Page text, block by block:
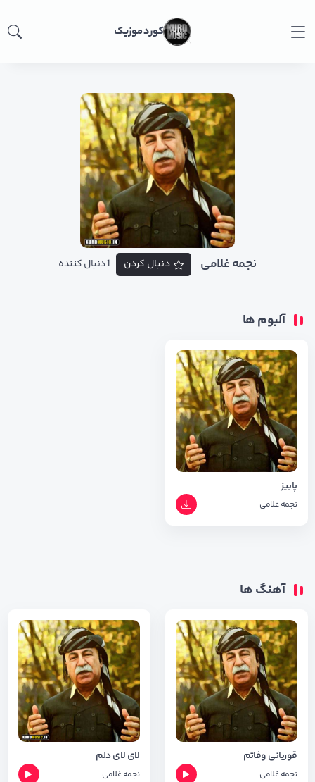
کورد موزیک
نجمه غلامی دنبال کردن 1 دنبال کننده
آلبوم ها
پاییز
نجمه غلامی
آهنگ ها
قوربانی وفاتم
نجمه غلامی
لای لای دلم
نجمه غلامی